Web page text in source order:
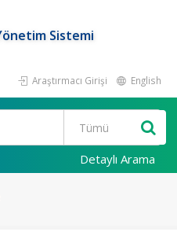
Sistemi
Araştırmacı Girişi English
Detaylı Arama